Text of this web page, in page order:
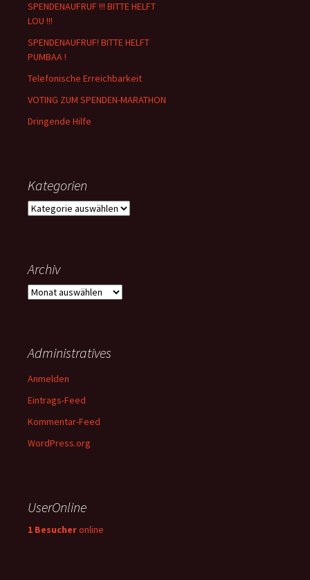
SPENDENAUFRUF !!! BITTE HELFT
LOU !!!
SPENDENAUFRUF! BITTE HELFT
PUMBAA !
Telefonische Erreichbarkeit
VOTING ZUM SPENDEN-MARATHON
Dringende Hilfe
Kategorien
Kategorien
Archiv
Archiv
Administratives
Anmelden
Eintrags-Feed
Kommentar-Feed
WordPress.org
UserOnline
1 Besucheronline